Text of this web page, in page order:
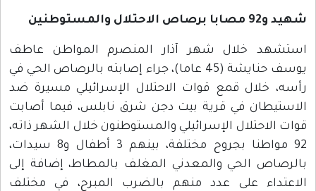
شهيد و92 مصابا برصاص الاحتلال والمستوطنين
استشهد خلال شهر آذار المنصرم المواطن عاطف
يوسف حنايشة (45 عاما)، جراء إصابته بالرصاص الحي في
رأسه، خلال قمع قوات الاحتلال الإسرائيلي مسيرة ضد
الاستيطان في قرية بيت دجن شرق نابلس، فيما أصابت
قوات الاحتلال الإسرائيلي والمستوطنون خلال الشهر ذاته،
92 مواطنا بجروح مختلفة، بينهم 3 أطفال و8 سيدات،
بالرصاص الحي والمعدني المغلف بالمطاط، إضافة إلى
الاعتداء على عدد منهم بالضرب المبرح، في مختلف